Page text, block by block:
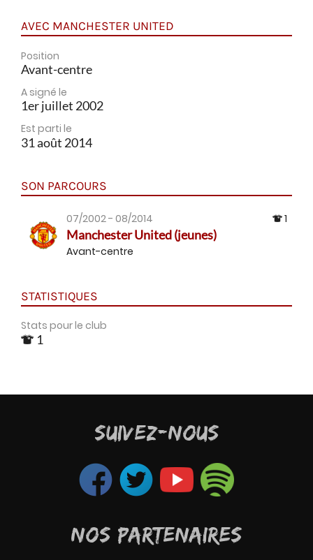
AVEC MANCHESTER UNITED
Position
Avant-centre
A signé le
1er juillet 2002
Est parti le
31 août 2014
SON PARCOURS
07/2002 - 08/2014 1
Manchester United (jeunes)
Avant-centre
STATISTIQUES
Stats pour le club
1
SUIVEZ-NOUS
NOS PARTENAIRES